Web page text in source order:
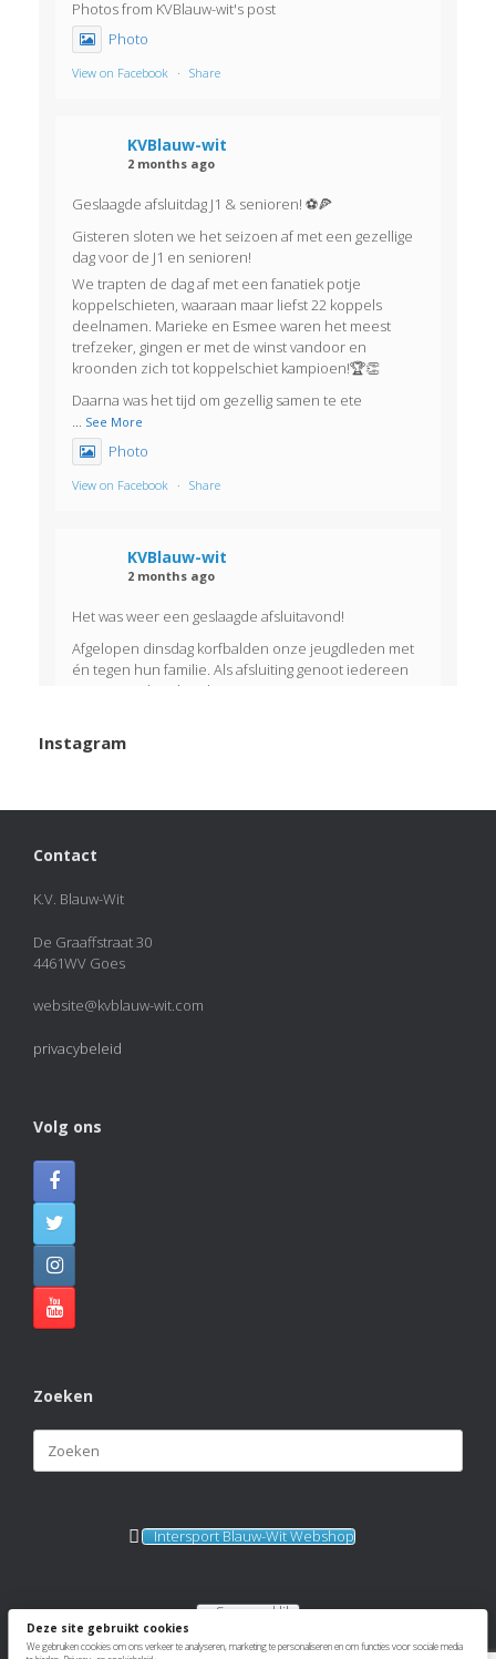
Photos from KVBlauw-wit's post
Photo
View on Facebook · Share
KVBlauw-wit
2 months ago
Geslaagde afsluitdag J1 & senioren! ⚽🍕
Gisteren sloten we het seizoen af met een gezellige
dag voor de J1 en senioren!
We trapten de dag af met een fanatiek potje
koppelschieten, waaraan maar liefst 22 koppels
deelnamen. Marieke en Esmee waren het meest
trefzeker, gingen er met de winst vandoor en
kroonden zich tot koppelschiet kampioen!🏆👏
Daarna was het tijd om gezellig samen te ete
... See More
Photo
View on Facebook · Share
KVBlauw-wit
2 months ago
Het was weer een geslaagde afsluitavond!
Afgelopen dinsdag korfbalden onze jeugdleden met
én tegen hun familie. Als afsluiting genoot iedereen
van een welverdiend ijsje!
2 months ago
Photos from KVBlauw-wit's post
2 months ago
KAMPIOENEN! 🏆🏆🏆
Instagram
Contact
K.V. Blauw-Wit
De Graaffstraat 30
4461WV Goes
website@kvblauw-wit.com
privacybeleid
Volg ons
Zoeken
Zoeken
naar:
Intersport Blauw-Wit Webshop
Sponsorkliks
Deze site gebruikt cookies
We gebruiken cookies om ons verkeer te analyseren, marketing te personaliseren en om functies voor sociale media